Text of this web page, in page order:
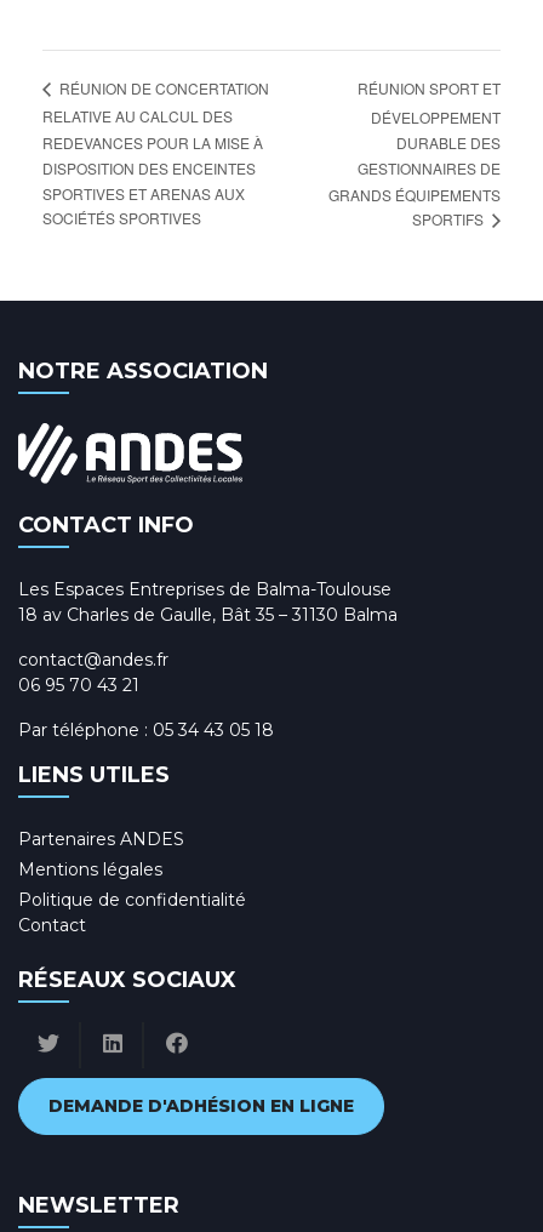
RÉUNION DE CONCERTATION
RELATIVE AU CALCUL DES
REDEVANCES POUR LA MISE À
DISPOSITION DES ENCEINTES
SPORTIVES ET ARENAS AUX
SOCIÉTÉS SPORTIVES
RÉUNION SPORT ET
DÉVELOPPEMENT
DURABLE DES
GESTIONNAIRES DE
GRANDS ÉQUIPEMENTS
SPORTIFS
NOTRE ASSOCIATION
CONTACT INFO
Les Espaces Entreprises de Balma-Toulouse
18 av Charles de Gaulle, Bât 35 – 31130 Balma
contact@andes.fr
06 95 70 43 21
Par téléphone : 05 34 43 05 18
LIENS UTILES
Partenaires ANDES
Mentions légales
Politique de confidentialité
Contact
RÉSEAUX SOCIAUX
DEMANDE D'ADHÉSION EN LIGNE
NEWSLETTER